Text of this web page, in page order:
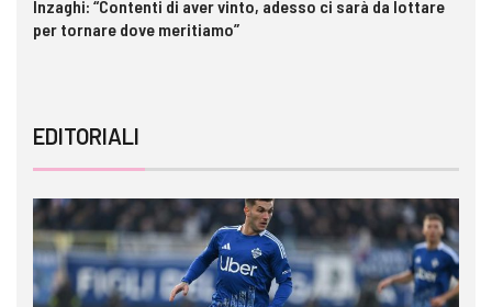
Inzaghi: “Contenti di aver vinto, adesso ci sarà da lottare
per tornare dove meritiamo”
EDITORIALI